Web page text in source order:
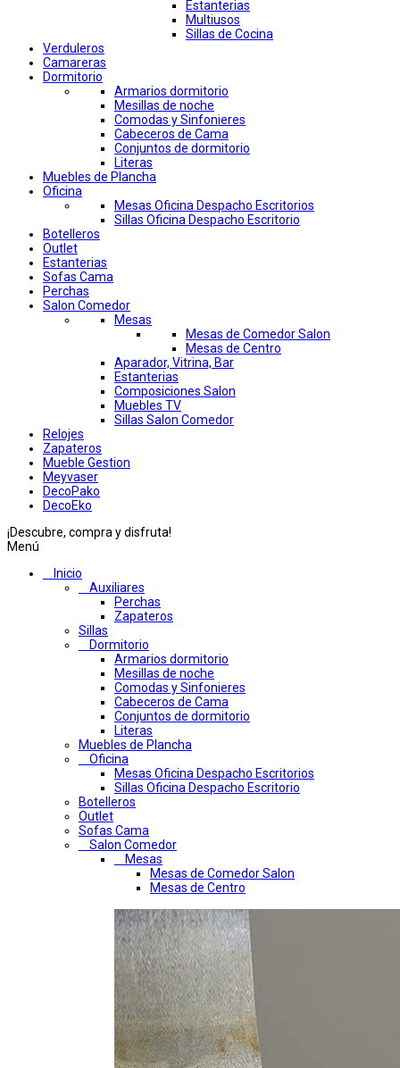
Estanterias
Multiusos
Sillas de Cocina
Verduleros
Camareras
Dormitorio
Armarios dormitorio
Mesillas de noche
Comodas y Sinfonieres
Cabeceros de Cama
Conjuntos de dormitorio
Literas
Muebles de Plancha
Oficina
Mesas Oficina Despacho Escritorios
Sillas Oficina Despacho Escritorio
Botelleros
Outlet
Estanterias
Sofas Cama
Perchas
Salon Comedor
Mesas
Mesas de Comedor Salon
Mesas de Centro
Aparador, Vitrina, Bar
Estanterias
Composiciones Salon
Muebles TV
Sillas Salon Comedor
Relojes
Zapateros
Mueble Gestion
Meyvaser
DecoPako
DecoEko
¡Descubre, compra y disfruta!
Menú
Inicio
Auxiliares
Perchas
Zapateros
Sillas
Dormitorio
Armarios dormitorio
Mesillas de noche
Comodas y Sinfonieres
Cabeceros de Cama
Conjuntos de dormitorio
Literas
Muebles de Plancha
Oficina
Mesas Oficina Despacho Escritorios
Sillas Oficina Despacho Escritorio
Botelleros
Outlet
Sofas Cama
Salon Comedor
Mesas
Mesas de Comedor Salon
Mesas de Centro